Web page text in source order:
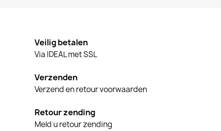
Veilig betalen
Via IDEAL met SSL
Verzenden
Verzend en retour voorwaarden
Retour zending
Meld u retour zending